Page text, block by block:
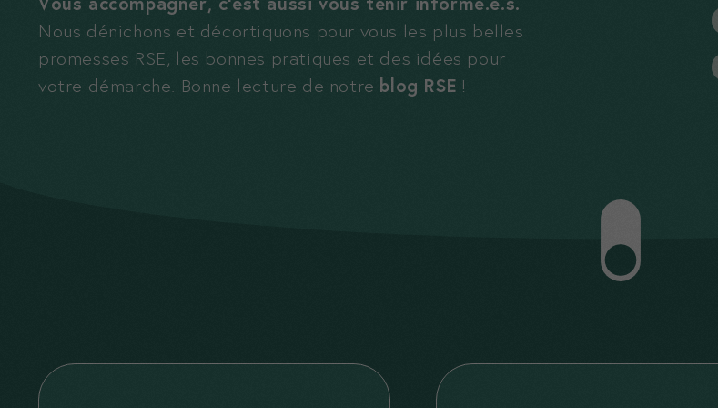
Nous dénichons et décortiquons pour vous les plus belles
promesses RSE, les bonnes pratiques et des idées pour
votre démarche. Bonne lecture de notre blog RSE !